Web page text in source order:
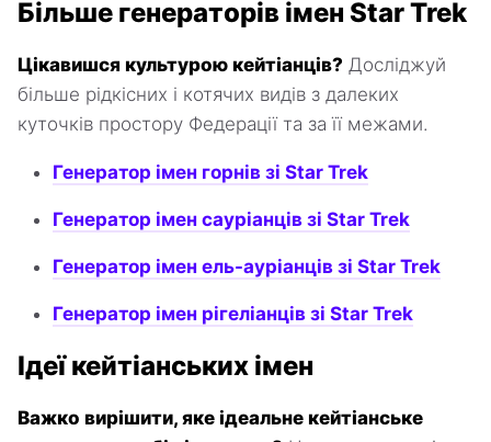
Більше генераторів імен Star Trek
Цікавишся культурою кейтіанців? Досліджуй
більше рідкісних і котячих видів з далеких
куточків простору Федерації та за її межами.
Генератор імен горнів зі Star Trek
Генератор імен сауріанців зі Star Trek
Генератор імен ель-ауріанців зі Star Trek
Генератор імен рігеліанців зі Star Trek
Ідеї кейтіанських імен
Важко вирішити, яке ідеальне кейтіанське